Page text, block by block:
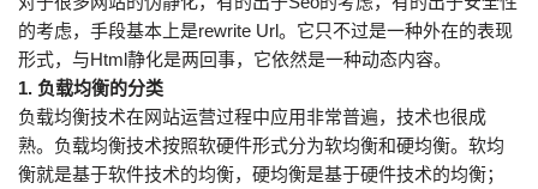
的考虑，手段基本上是rewrite Url。它只不过是一种外在的表现
形式，与Html静化是两回事，它依然是一种动态内容。
1. 负载均衡的分类
负载均衡技术在网站运营过程中应用非常普遍，技术也很成
熟。负载均衡技术按照软硬件形式分为软均衡和硬均衡。软均
衡就是基于软件技术的均衡，硬均衡是基于硬件技术的均衡；